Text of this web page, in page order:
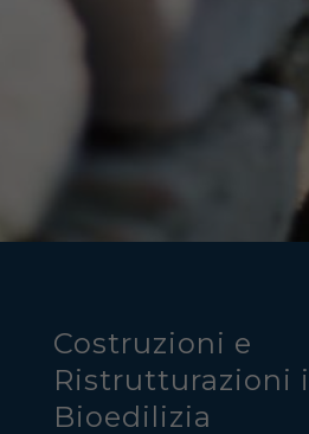
Costruzioni e
Ristrutturazioni
Bioedilizia